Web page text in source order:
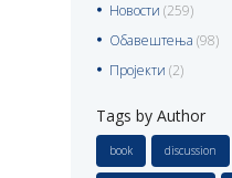
Новости (259)
Обавештења (98)
Пројекти (2)
Tags by Author
book discussion